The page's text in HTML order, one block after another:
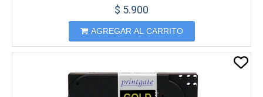
$ 5.900
AGREGAR AL CARRITO